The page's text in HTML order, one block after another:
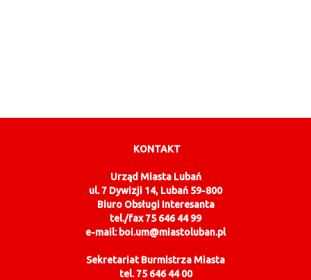
KONTAKT
Urząd Miasta Lubań
ul. 7 Dywizji 14, Lubań 59-800
Biuro Obsługi Interesanta
tel./fax 75 646 44 99
e-mail: boi.um@miastoluban.pl
Sekretariat Burmistrza Miasta
tel. 75 646 44 00